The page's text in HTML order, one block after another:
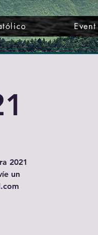
2021
un